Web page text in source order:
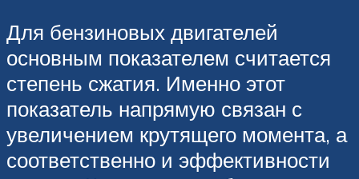
Для бензиновых двигателей
основным показателем считается
степень сжатия. Именно этот
показатель напрямую связан с
увеличением крутящего момента, а
соответственно и эффективности